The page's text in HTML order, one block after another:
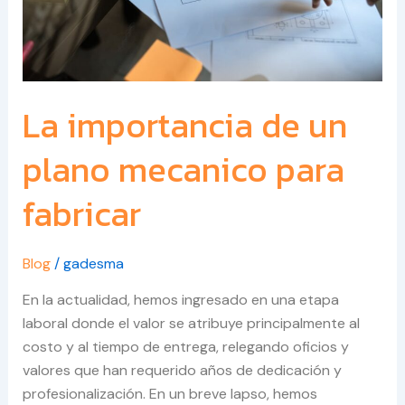
La importancia de un
plano mecanico para
fabricar
Blog/gadesma
En la actualidad, hemos ingresado en una etapa
laboral donde el valor se atribuye principalmente al
costo y al tiempo de entrega, relegando oficios y
valores que han requerido años de dedicación y
profesionalización. En un breve lapso, hemos
fabricar